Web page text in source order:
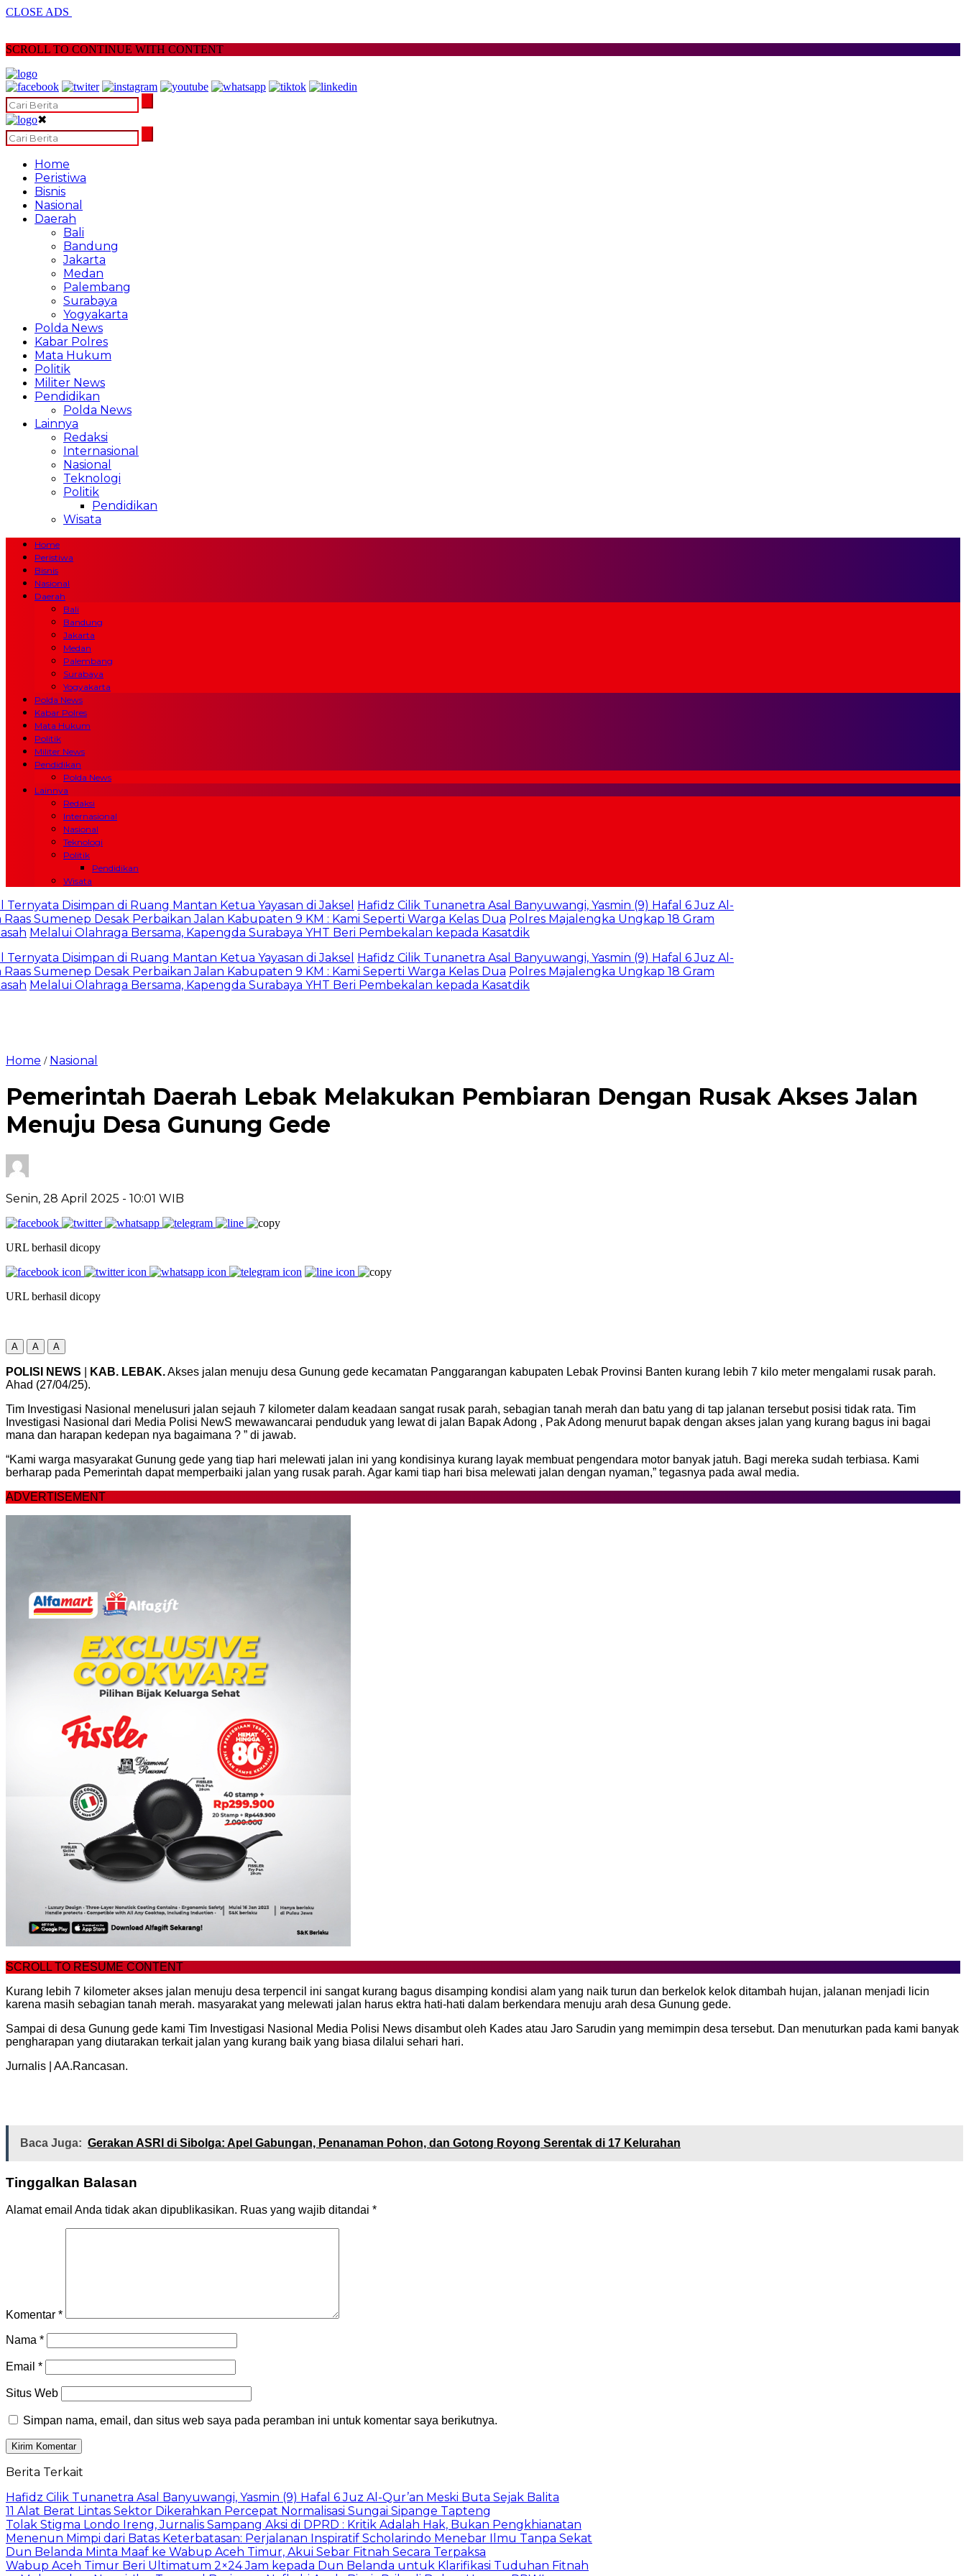
CLOSE ADS
SCROLL TO CONTINUE WITH CONTENT
✖
Home
Peristiwa
Bisnis
Nasional
Daerah
Bali
Bandung
Jakarta
Medan
Palembang
Surabaya
Yogyakarta
Polda News
Kabar Polres
Mata Hukum
Politik
Militer News
Pendidikan
Polda News
Lainnya
Redaksi
Internasional
Nasional
Teknologi
Politik
Pendidikan
Wisata
Home
Peristiwa
Bisnis
Nasional
Daerah
Bali
Bandung
Jakarta
Medan
Palembang
Surabaya
Yogyakarta
Polda News
Kabar Polres
Mata Hukum
Politik
Militer News
Pendidikan
Polda News
Lainnya
Redaksi
Internasional
Nasional
Teknologi
Politik
Pendidikan
Wisata
Disimpan di Ruang Mantan Ketua Yayasan di Jaksel Hafidz Cilik Tunanetra Asal Banyuwangi, Yasmin (9) Hafal 6 Juz Al-
Desak Perbaikan Jalan Kabupaten 9 KM : Kami Seperti Warga Kelas Dua Polres Majalengka Ungkap 18 Gram
Olahraga Bersama, Kapengda Surabaya YHT Beri Pembekalan kepada Kasatdik
Disimpan di Ruang Mantan Ketua Yayasan di Jaksel Hafidz Cilik Tunanetra Asal Banyuwangi, Yasmin (9) Hafal 6 Juz Al-
Desak Perbaikan Jalan Kabupaten 9 KM : Kami Seperti Warga Kelas Dua Polres Majalengka Ungkap 18 Gram
Olahraga Bersama, Kapengda Surabaya YHT Beri Pembekalan kepada Kasatdik
Home / Nasional
Pemerintah Daerah Lebak Melakukan Pembiaran Dengan Rusak Akses Jalan
Menuju Desa Gunung Gede
Senin, 28 April 2025 - 10:01 WIB
URL berhasil dicopy
URL berhasil dicopy
A A A
POLISI NEWS KAB. LEBAK.Akses jalan menuju desa Gunung gede kecamatan Panggarangan kabupaten Lebak Provinsi Banten kurang lebih 7 kilo meter mengalami rusak parah.
Ahad (27/04/25).
Tim Investigasi Nasional menelusuri jalan sejauh 7 kilometer dalam keadaan sangat rusak parah, sebagian tanah merah dan batu yang di tap jalanan tersebut posisi tidak rata. Tim
Investigasi Nasional dari Media Polisi NewS mewawancarai penduduk yang lewat di jalan Bapak Adong , Pak Adong menurut bapak dengan akses jalan yang kurang bagus ini bagai
mana dan harapan kedepan nya bagaimana ? ” di jawab.
“Kami warga masyarakat Gunung gede yang tiap hari melewati jalan ini yang kondisinya kurang layak membuat pengendara motor banyak jatuh. Bagi mereka sudah terbiasa. Kami
berharap pada Pemerintah dapat memperbaiki jalan yang rusak parah. Agar kami tiap hari bisa melewati jalan dengan nyaman,” tegasnya pada awal media.
ADVERTISEMENT
SCROLL TO RESUME CONTENT
Kurang lebih 7 kilometer akses jalan menuju desa terpencil ini sangat kurang bagus disamping kondisi alam yang naik turun dan berkelok kelok ditambah hujan, jalanan menjadi licin
karena masih sebagian tanah merah. masyarakat yang melewati jalan harus ektra hati-hati dalam berkendara menuju arah desa Gunung gede.
Sampai di desa Gunung gede kami Tim Investigasi Nasional Media Polisi News disambut oleh Kades atau Jaro Sarudin yang memimpin desa tersebut. Dan menuturkan pada kami banyak
pengharapan yang diutarakan terkait jalan yang kurang baik yang biasa dilalui sehari hari.
Jurnalis | AA.Rancasan.
Baca Juga: Gerakan ASRI di Sibolga: Apel Gabungan, Penanaman Pohon, dan Gotong Royong Serentak di 17 Kelurahan
Tinggalkan Balasan
Alamat email Anda tidak akan dipublikasikan. Ruas yang wajib ditandai *
Komentar *
Nama *
Email *
Situs Web
Simpan nama, email, dan situs web saya pada peramban ini untuk komentar saya berikutnya.
Berita Terkait
Hafidz Cilik Tunanetra Asal Banyuwangi, Yasmin (9) Hafal 6 Juz Al-Qur’an Meski Buta Sejak Balita
11 Alat Berat Lintas Sektor Dikerahkan Percepat Normalisasi Sungai Sipange Tapteng
Tolak Stigma Londo Ireng, Jurnalis Sampang Aksi di DPRD : Kritik Adalah Hak, Bukan Pengkhianatan
Menenun Mimpi dari Batas Keterbatasan: Perjalanan Inspiratif Scholarindo Menebar Ilmu Tanpa Sekat
Dun Belanda Minta Maaf ke Wabup Aceh Timur, Akui Sebar Fitnah Secara Terpaksa
Wabup Aceh Timur Beri Ultimatum 2×24 Jam kepada Dun Belanda untuk Klarifikasi Tuduhan Fitnah